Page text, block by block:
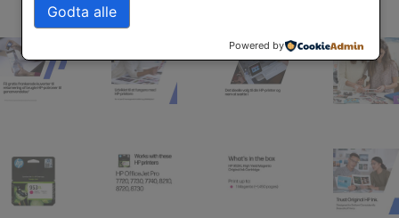
Godta alle
Powered by